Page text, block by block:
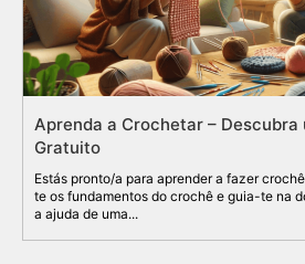
Aprenda a Crochetar –
Gratuito
Estás pronto/a para aprender a fazer
te os fundamentos do crochê e guia-te na
a ajuda de uma...